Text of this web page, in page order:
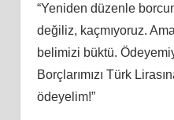
“Yeniden düzenle
değiliz, kaçmıyoruz.
belimizi büktü.
Borçlarımızı Türk
ödeyelim!”